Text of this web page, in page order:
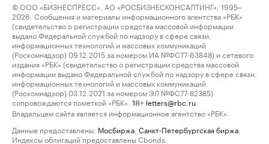
© ООО «БИЗНЕСПРЕСС», АО «РОСБИЗНЕСКОНСАЛТИНГ», 1995–
2026. Сообщения и материалы информационного агентства «РБК»
(свидетельство о регистрации средства массовой информации
выдано Федеральной службой по надзору в сфере связи,
информационных технологий и массовых коммуникаций
(Роскомнадзор) 09.12.2015 за номером ИА №ФС77-63848) и сетевого
издания «РБК» (свидетельство о регистрации средства массовой
информации выдано Федеральной службой по надзору в сфере связи,
информационных технологий и массовых коммуникаций
(Роскомнадзор) 03.12.2021 за номером ЭЛ №ФС77-82385)
сопровождаются пометкой «РБК».
18+ letters@rbc.ru
Владельцем сайта является информационное агентство «РБК».
Данные предоставлены: Мосбиржа Санкт-Петербургская биржа
Индексы облигаций предоставлены Cbonds.